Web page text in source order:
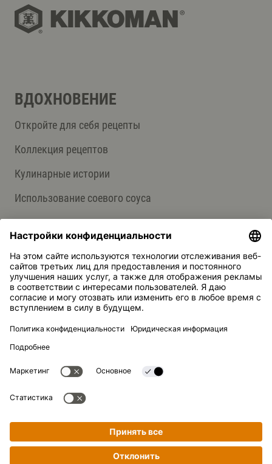
ВДОХНОВЕНИЕ
Откройте для себя рецепты
Коллекция рецептов
Кулинарные истории
Использование соевого соуса
О НАС
Продукция
Группа компаний Kikkoman
Устойчивое развитие
СЛУЖБА ПОДДЕРЖКИ
Ответы на вопросы
Контакты
Kikkoman — зарегистрированная торговая марка Kikkoman
Corporation, Япония.